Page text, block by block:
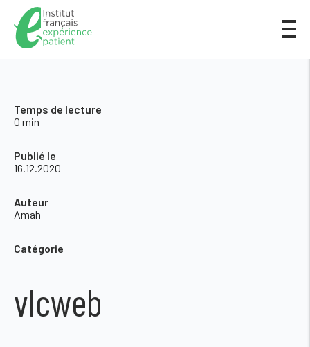
Temps de lecture
0 min
Publié le
16.12.2020
Auteur
Amah
Catégorie
vlcweb